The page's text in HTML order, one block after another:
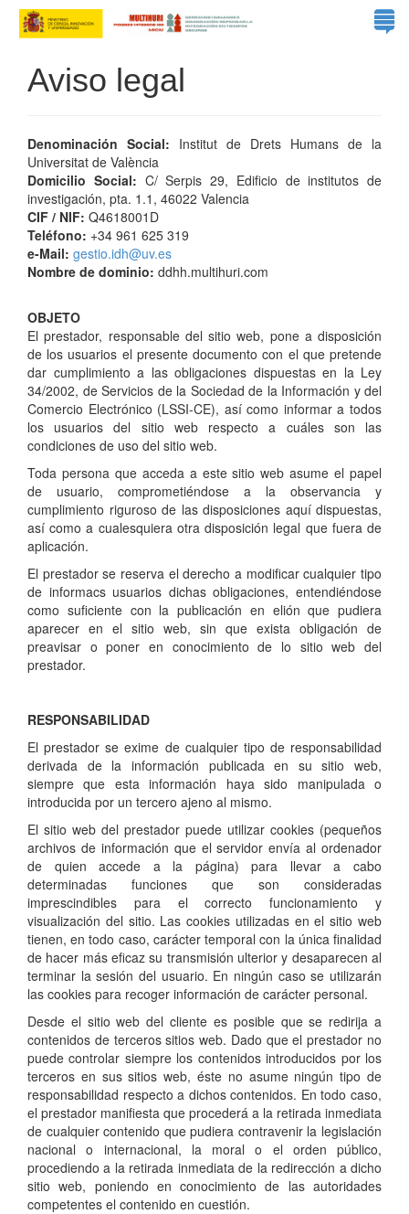
Aviso legal
Denominación Social: Institut de Drets Humans de la
Universitat de València
Domicilio Social: C/ Serpis 29, Edificio de institutos de
investigación, pta. 1.1, 46022 Valencia
CIF / NIF: Q4618001D
Teléfono: +34 961 625 319
e-Mail: gestio.idh@uv.es
Nombre de dominio: ddhh.multihuri.com
OBJETO
El prestador, responsable del sitio web, pone a disposición
de los usuarios el presente documento con el que pretende
dar cumplimiento a las obligaciones dispuestas en la Ley
34/2002, de Servicios de la Sociedad de la Información y del
Comercio Electrónico (LSSI-CE), así como informar a todos
los usuarios del sitio web respecto a cuáles son las
condiciones de uso del sitio web.
Toda persona que acceda a este sitio web asume el papel
de usuario, comprometiéndose a la observancia y
cumplimiento riguroso de las disposiciones aquí dispuestas,
así como a cualesquiera otra disposición legal que fuera de
aplicación.
El prestador se reserva el derecho a modificar cualquier tipo
de informacs usuarios dichas obligaciones, entendiéndose
como suficiente con la publicación en elión que pudiera
aparecer en el sitio web, sin que exista obligación de
preavisar o poner en conocimiento de lo sitio web del
prestador.
RESPONSABILIDAD
El prestador se exime de cualquier tipo de responsabilidad
derivada de la información publicada en su sitio web,
siempre que esta información haya sido manipulada o
introducida por un tercero ajeno al mismo.
El sitio web del prestador puede utilizar cookies (pequeños
archivos de información que el servidor envía al ordenador
de quien accede a la página) para llevar a cabo
determinadas funciones que son consideradas
imprescindibles para el correcto funcionamiento y
visualización del sitio. Las cookies utilizadas en el sitio web
tienen, en todo caso, carácter temporal con la única finalidad
de hacer más eficaz su transmisión ulterior y desaparecen al
terminar la sesión del usuario. En ningún caso se utilizarán
las cookies para recoger información de carácter personal.
Desde el sitio web del cliente es posible que se redirija a
contenidos de terceros sitios web. Dado que el prestador no
puede controlar siempre los contenidos introducidos por los
terceros en sus sitios web, éste no asume ningún tipo de
responsabilidad respecto a dichos contenidos. En todo caso,
el prestador manifiesta que procederá a la retirada inmediata
de cualquier contenido que pudiera contravenir la legislación
nacional o internacional, la moral o el orden público,
procediendo a la retirada inmediata de la redirección a dicho
sitio web, poniendo en conocimiento de las autoridades
competentes el contenido en cuestión.